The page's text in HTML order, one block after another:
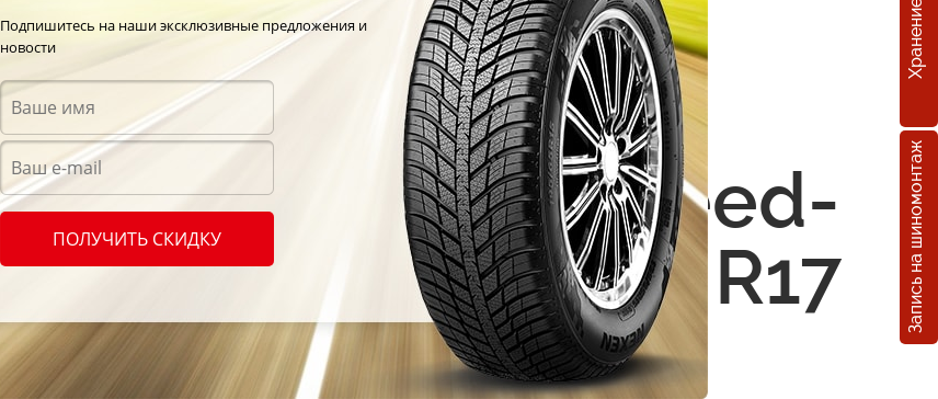
Запись на шиномонтаж
Летние шины
Semperit Speed-
Life 2 225/50 R17
94Y
Подпишитесь на наши эксклюзивные предложения и
новости
ПОЛУЧИТЬ СКИДКУ